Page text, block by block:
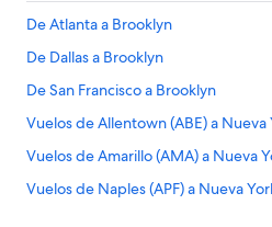
De Atlanta a Brooklyn
De Dallas a Brooklyn
De San Francisco a Brooklyn
Vuelos de Allentown (ABE) a Nueva
Vuelos de Amarillo (AMA) a Nueva
Vuelos de Naples (APF) a Nueva